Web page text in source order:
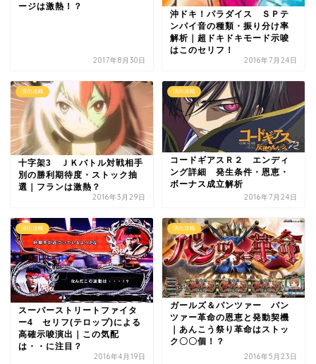
ージは激熱！？
2017年8月30日
沖ドキ！パラダイス ＳＰテ
ンパイ音の種類・振り分け率
解析｜超ドキドキモード示唆
はこのセリフ！
2016年7月24日
演出攻略
十字架3 ＪＫバトル対戦相手
別の勝利期待度・ストック抽
選｜フランは激熱？
2016年3月29日
演出攻略
コードギアスＲ２ エンディ
ング詳細 発生条件・恩恵・
ボーナス成立解析
2016年7月24日
演出攻略
スーパーストリートファイタ
ー4 セリフ(テロップ)による
高確示唆演出｜この気配
は・・に注目？
2016年4月19日
演出攻略
ガールズ＆パンツァー パン
ツァー革命の恩恵と発動契機
｜あんこう祭り革命はストッ
ク〇〇個！？
2016年5月23日